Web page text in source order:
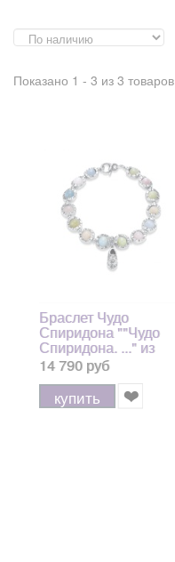
Показано 1 - 3 из 3 товаров
Браслет Чудо
Спиридона ""Чудо
Спиридона. ..." из
серебра 925 пробы
14 790 руб
купить